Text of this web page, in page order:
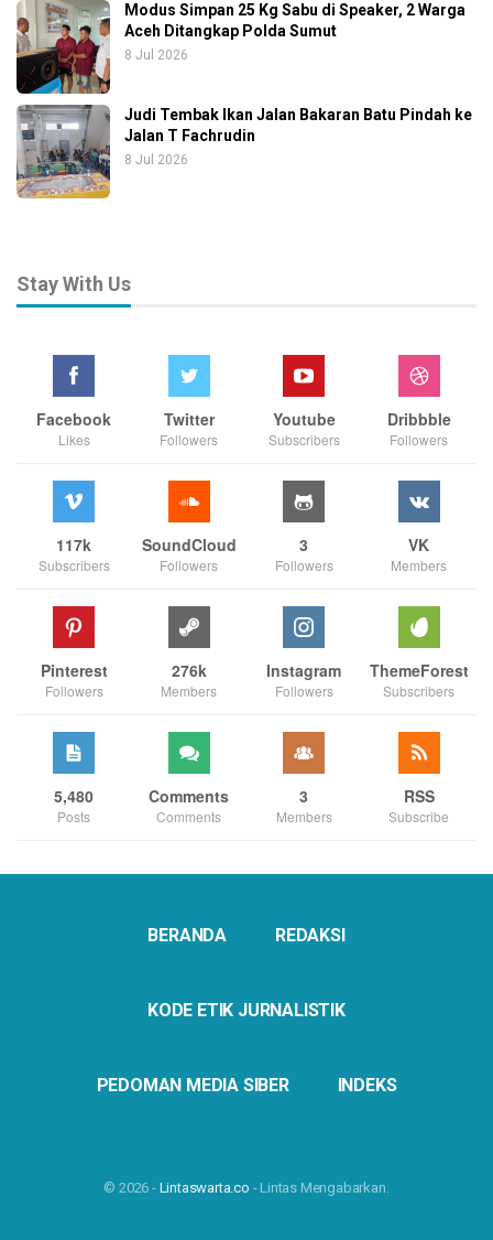
Modus Simpan 25 Kg Sabu di Speaker, 2 Warga
Aceh Ditangkap Polda Sumut
8 Jul 2026
Judi Tembak Ikan Jalan Bakaran Batu Pindah ke
Jalan T Fachrudin
8 Jul 2026
Stay With Us
Facebook
Likes
Twitter
Followers
Youtube
Subscribers
Dribbble
Followers
117k
Subscribers
SoundCloud
Followers
3
Followers
VK
Members
Pinterest
Followers
276k
Members
Instagram
Followers
ThemeForest
Subscribers
5,480
Posts
Comments
Comments
3
Members
RSS
Subscribe
BERANDA REDAKSI
KODE ETIK JURNALISTIK
PEDOMAN MEDIA SIBER INDEKS
© 2026 - Lintaswarta.co - Lintas Mengabarkan.